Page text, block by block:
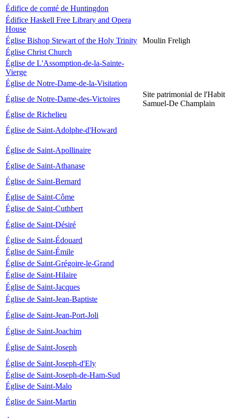
Édifice de comté de Huntingdon
Édifice Haskell Free Library and Opera
House
Église Bishop Stewart of the Holy Trinity
Moulin Freligh
Église Christ Church
Église de L'Assomption-de-la-Sainte-
Vierge
Église de Notre-Dame-de-la-Visitation
Église de Notre-Dame-des-Victoires
Site patrimonial de
Samuel-De Champlain
Église de Richelieu
Église de Saint-Adolphe-d'Howard
Église de Saint-Apollinaire
Église de Saint-Athanase
Église de Saint-Bernard
Église de Saint-Côme
Église de Saint-Cuthbert
Église de Saint-Désiré
Église de Saint-Édouard
Église de Saint-Émile
Église de Saint-Grégoire-le-Grand
Église de Saint-Hilaire
Église de Saint-Jacques
Église de Saint-Jean-Baptiste
Église de Saint-Jean-Port-Joli
Église de Saint-Joachim
Église de Saint-Joseph
Église de Saint-Joseph-d'Ely
Église de Saint-Joseph-de-Ham-Sud
Église de Saint-Malo
Église de Saint-Martin